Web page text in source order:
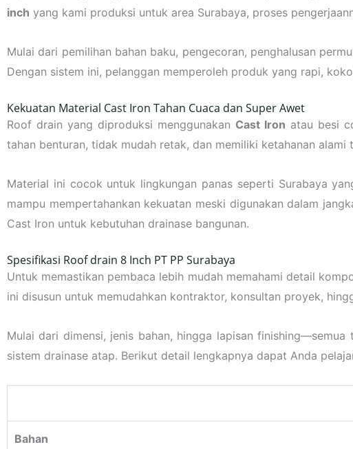
inch yang kami produksi untuk area Surabaya, proses
Mulai dari pemilihan bahan baku, pengecoran, penghalusan
Dengan sistem ini, pelanggan memperoleh produk yang rapi,
Kekuatan Material Cast Iron Tahan Cuaca dan Super Awet
Roof drain yang diproduksi menggunakan Cast Iron atau besi
tahan benturan, tidak mudah retak, dan memiliki ketahanan alami
Material ini cocok untuk lingkungan panas seperti Surabaya
mampu mempertahankan kekuatan meski digunakan dalam
Cast Iron untuk kebutuhan drainase bangunan.
Spesifikasi Roof drain 8 Inch PT PP Surabaya
Untuk memastikan pembaca lebih mudah memahami detail
ini disusun untuk memudahkan kontraktor, konsultan proyek,
Mulai dari dimensi, jenis bahan, hingga lapisan
sistem drainase atap. Berikut detail lengkapnya dapat Anda
Bahan